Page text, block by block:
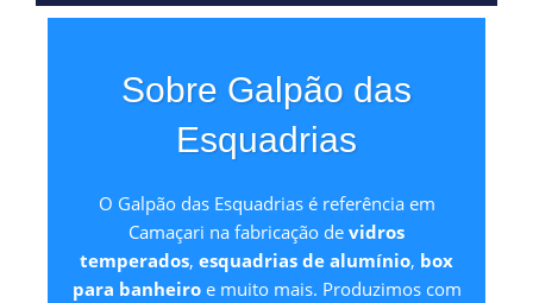
Sobre Galpão das
Esquadrias
O Galpão das Esquadrias é referência em
Camaçari na fabricação de vidros
temperados, esquadrias de alumínio, box
para banheiroe muito mais. Produzimos com